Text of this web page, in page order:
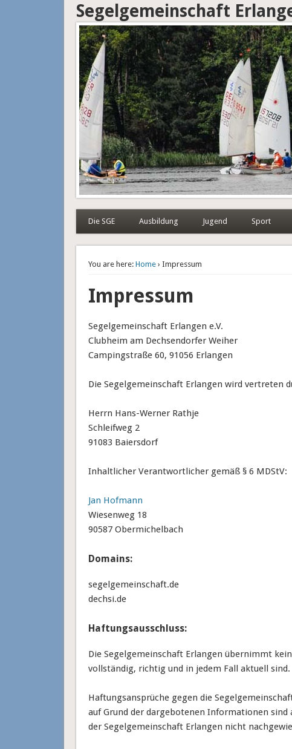
Segelgemeinschaft
Die SGE Ausbildung Jugend Sport
You are here: Home› Impressum
Impressum
Segelgemeinschaft Erlangen e.V.
Clubheim am Dechsendorfer Weiher
Campingstraße 60, 91056 Erlangen
Die Segelgemeinschaft Erlangen wird vertreten
Herrn Hans-Werner Rathje
Schleifweg 2
91083 Baiersdorf
Inhaltlicher Verantwortlicher gemäß § 6 MDStV:
Jan Hofmann
Wiesenweg 18
90587 Obermichelbach
Domains:
segelgemeinschaft.de
dechsi.de
Haftungsausschluss:
Die Segelgemeinschaft Erlangen übernimmt
vollständig, richtig und in jedem Fall aktuell sind.
Haftungsansprüche gegen die
auf Grund der dargebotenen Informationen sind
der Segelgemeinschaft Erlangen nicht